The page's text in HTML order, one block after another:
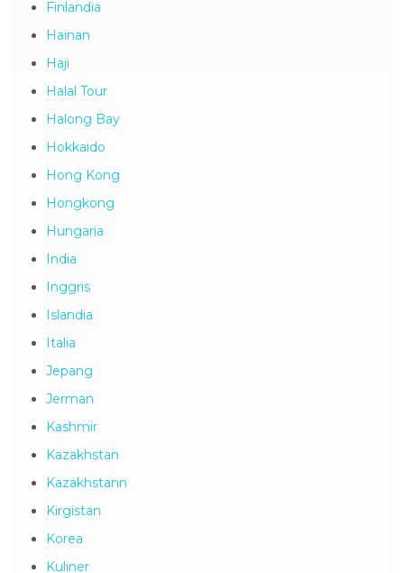
Finlandia
Hainan
Haji
Halal Tour
Halong Bay
Hokkaido
Hong Kong
Hongkong
Hungaria
India
Inggris
Islandia
Italia
Jepang
Jerman
Kashmir
Kazakhstan
Kazakhstann
Kirgistan
Korea
Kuliner